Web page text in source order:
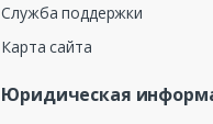
Служба поддержки
Карта сайта
Юридическая